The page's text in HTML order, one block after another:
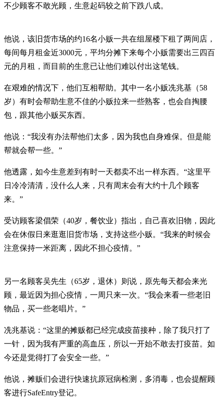
不少顾客不敢光顾，生意起码较之前下跌八成。
他说，该旧货市场的约16名小贩一共在组屋楼下租了两间店，
每间每月租金近3000元，平均分摊下来每个小贩需要出三四百
元的月租，而目前的生意已让他们难以付出这笔钱。
在艰难的情况下，他们互相帮助。其中一名小贩冼兆基（58
岁）有时会帮助生意不佳的小贩拉来一些熟客，也会自掏腰
包，跟其他小贩买东西。
他说：“我没有办法帮他们太多，因为我也自身难保。但是能
帮就会帮一些。”
他透露，如今生意差到有时一天都卖不出一样东西。“这里平
日冷冷清清，没什么人来，只有周末会有大约十几个顾客
来。”
受访顾客梁倡荣（40岁，餐饮业）指出，自己喜欢旧物，因此
会在休假日来逛逛旧货市场，支持这些小贩。“我来的时候会
注意保持一米距离，因此不担心疫情。”
另一名顾客吴先生（65岁，退休）则说，原先每天都会来光
顾，最近因为担心疫情，一周只来一次。“我会来看一些老旧
物品，买一些老唱片。”
冼兆基说：“这里的摊贩都已经完成疫苗接种，除了我只打了
一针，因为我有严重的高血压，所以一开始不敢去打疫苗。如
今还是觉得打了会安全一些。”
他说，摊贩们会进行快速抗原冠病检测，多消毒，也会提醒顾
客进行SafeEntry登记。